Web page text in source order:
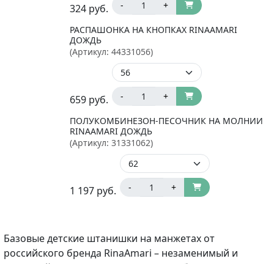
324 руб. - +
РАСПАШОНКА НА КНОПКАХ RINAAMARI
ДОЖДЬ
(Артикул: 44331056)
659 руб. - +
ПОЛУКОМБИНЕЗОН-ПЕСОЧНИК НА МОЛНИИ
RINAAMARI ДОЖДЬ
(Артикул: 31331062)
1 197 руб. - +
Базовые детские штанишки на манжетах от
российского бренда RinaAmari – незаменимый и